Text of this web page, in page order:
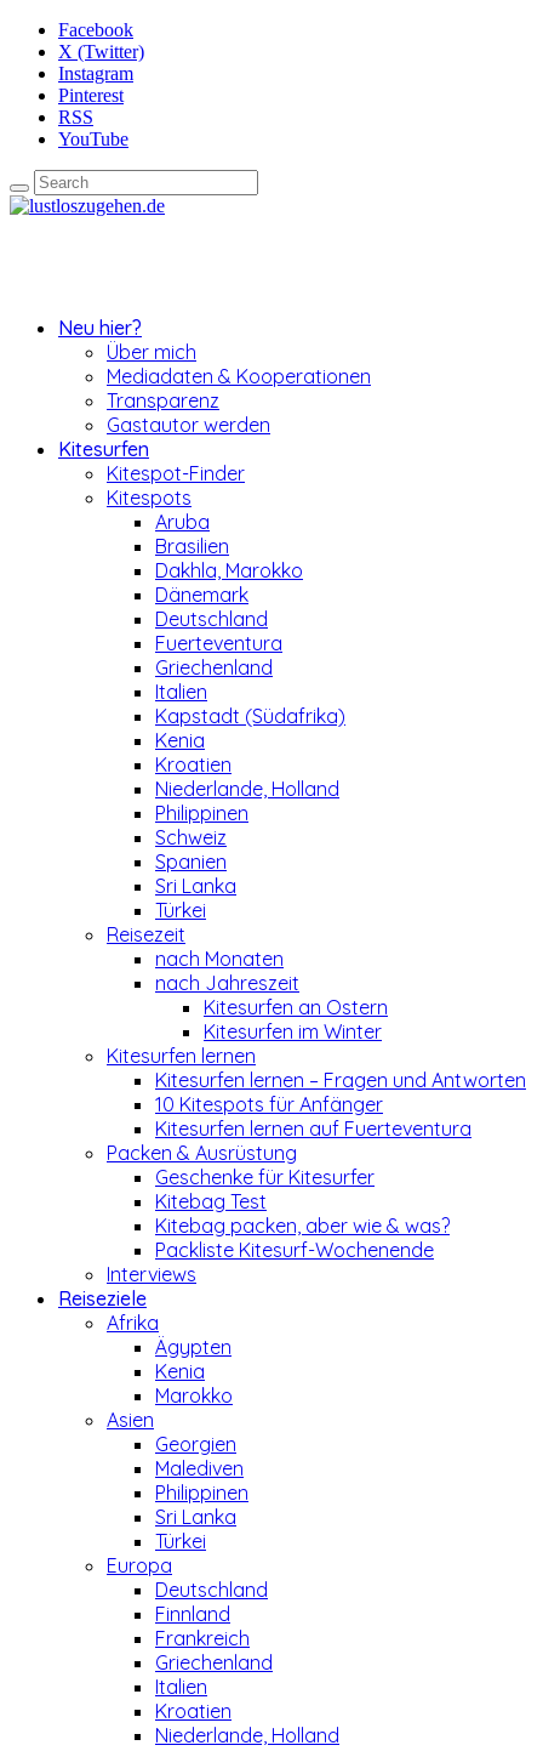
Facebook
X (Twitter)
Instagram
Pinterest
RSS
YouTube
Neu hier?
Über mich
Mediadaten & Kooperationen
Transparenz
Gastautor werden
Kitesurfen
Kitespot-Finder
Kitespots
Aruba
Brasilien
Dakhla, Marokko
Dänemark
Deutschland
Fuerteventura
Griechenland
Italien
Kapstadt (Südafrika)
Kenia
Kroatien
Niederlande, Holland
Philippinen
Schweiz
Spanien
Sri Lanka
Türkei
Reisezeit
nach Monaten
nach Jahreszeit
Kitesurfen an Ostern
Kitesurfen im Winter
Kitesurfen lernen
Kitesurfen lernen – Fragen und Antworten
10 Kitespots für Anfänger
Kitesurfen lernen auf Fuerteventura
Packen & Ausrüstung
Geschenke für Kitesurfer
Kitebag Test
Kitebag packen, aber wie & was?
Packliste Kitesurf-Wochenende
Interviews
Reiseziele
Afrika
Ägypten
Kenia
Marokko
Asien
Georgien
Malediven
Philippinen
Sri Lanka
Türkei
Europa
Deutschland
Finnland
Frankreich
Griechenland
Italien
Kroatien
Niederlande, Holland